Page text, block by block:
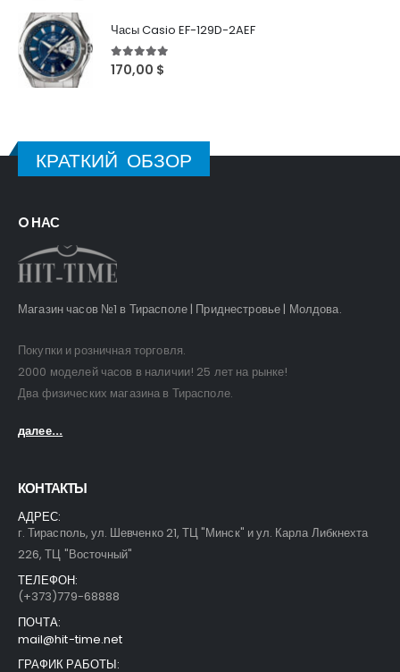
Часы Casio EF-129D-2AEF
5out of 5
170,00 $
КРАТКИЙ ОБЗОР
O НАС
Магазин часов №1 в Тирасполе | Приднестровье | Молдова.
Покупки и розничная торговля.
2000 моделей часов в наличии! 25 лет на рынке!
Два физических магазина в Тирасполе.
далее...
КОНТАКТЫ
АДРЕС:
г. Тирасполь, ул. Шевченко 21, ТЦ "Минск" и ул. Карла Либкнехта
226, ТЦ "Восточный"
ТЕЛЕФОН:
(+373)779-68888
ПОЧТА:
mail@hit-time.net
ГРАФИК РАБОТЫ: